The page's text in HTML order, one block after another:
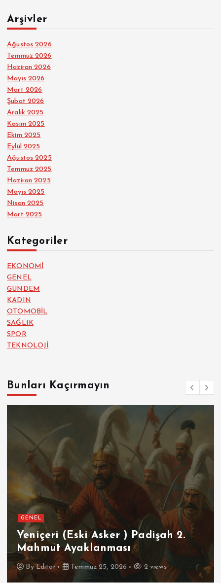
Arşivler
Ağustos 2026
Temmuz 2026
Haziran 2026
Mayıs 2026
Mart 2026
Şubat 2026
Aralık 2025
Kasım 2025
Ekim 2025
Eylül 2025
Ağustos 2025
Temmuz 2025
Haziran 2025
Mayıs 2025
Nisan 2025
Mart 2025
Kategoriler
EKONOMİ
GENEL
GÜNDEM
KADIN
OTOMOBİL
SAĞLIK
SPOR
TEKNOLOJİ
Bunları Kaçırmayın
GENEL SPOR
Futbolun Zirvesinde Yeniden
İspanya
ByEditor Temmuz 16, 2026 3 views